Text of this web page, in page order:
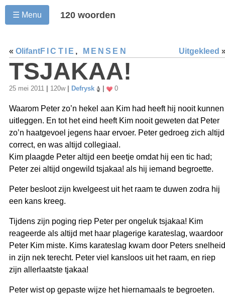
☰ Menu 120 woorden
« Olifant Uitgekleed
FICTIE , MENSEN
TSJAKAA!
25 mei 2011 120w Defrysk 0
Waarom Peter zo’n hekel aan Kim had heeft hij nooit kunnen
uitleggen. En tot het eind heeft Kim nooit geweten dat Peter
zo’n haatgevoel jegens haar ervoer. Peter gedroeg zich altijd
correct, en was altijd collegiaal.
Kim plaagde Peter altijd een beetje omdat hij een tic had;
Peter zei altijd ongewild tsjakaa! als hij iemand begroette.
Peter besloot zijn kwelgeest uit het raam te duwen zodra hij
een kans kreeg.
Tijdens zijn poging riep Peter per ongeluk tsjakaa! Kim
reageerde als altijd met haar plagerige karateslag, waardoor
Peter Kim miste. Kims karateslag kwam door Peters snelheid
in zijn nek terecht. Peter viel kansloos uit het raam, en riep
zijn allerlaatste tjakaa!
Peter wist op gepaste wijze het hiernamaals te begroeten.